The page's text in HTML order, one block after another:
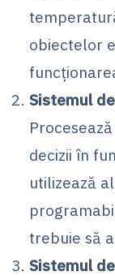
obiectelor
Sistemul
decizii în
utilizează
trebuie să
Sistemul